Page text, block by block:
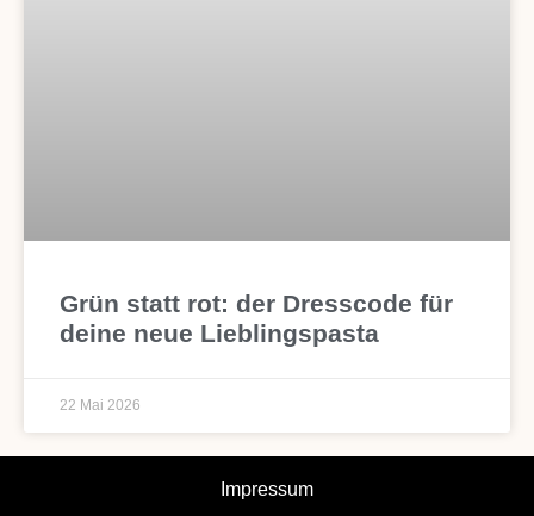
Grün statt rot: der Dresscode für
deine neue Lieblingspasta
22 Mai 2026
Impressum